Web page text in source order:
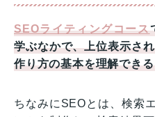
SEOライティングコース
学ぶなかで、上位表示さ
作り方の基本を理解でき
ちなみにSEOとは、検索